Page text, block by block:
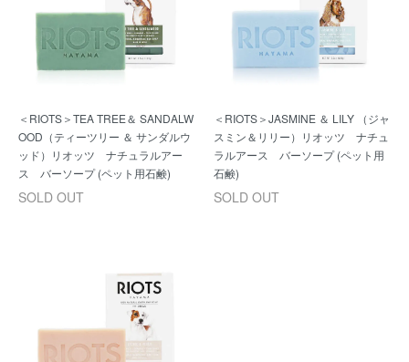
＜RIOTS＞TEA TREE＆ SANDALW
OOD（ティーツリー ＆ サンダルウ
ッド）リオッツ ナチュラルアー
ス バーソープ (ペット用石鹸)
SOLD OUT
＜RIOTS＞JASMINE ＆ LILY （ジャ
スミン＆リリー）リオッツ ナチュ
ラルアース バーソープ (ペット用
石鹸)
SOLD OUT